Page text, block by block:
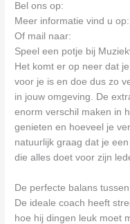
Bel ons op:
Meer informatie vind u op:
Of mail naar:
Speel een potje bij
Het komt er op neer dat
voor je is en doe dus zo
in jouw omgeving. De
enorm verschil maken in
genieten en hoeveel je
natuurlijk graag dat je
die alles doet voor zijn
De perfecte balans
De ideale coach heeft
hoe hij dingen leuk moet